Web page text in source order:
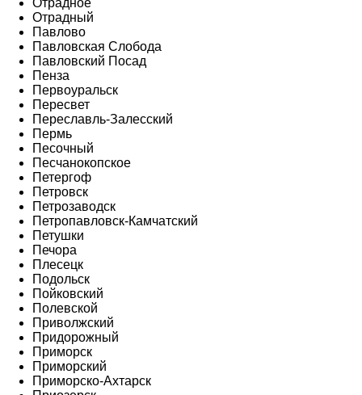
Отрадное
Отрадный
Павлово
Павловская Слобода
Павловский Посад
Пенза
Первоуральск
Пересвет
Переславль-Залесский
Пермь
Песочный
Песчанокопское
Петергоф
Петровск
Петрозаводск
Петропавловск-Камчатский
Петушки
Печора
Плесецк
Подольск
Пойковский
Полевской
Приволжский
Придорожный
Приморск
Приморский
Приморско-Ахтарск